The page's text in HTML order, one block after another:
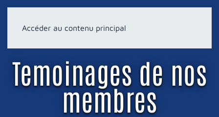
Accéder au contenu principal
Temoinages de nos
membres